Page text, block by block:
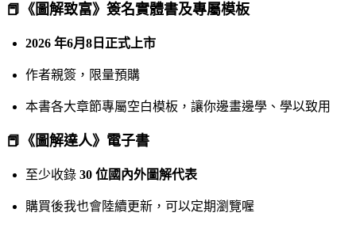
📕《圖解致富》簽名實體書及專屬模板
2026 年6月8日正式上市
作者親簽，限量預購
本書各大章節專屬空白模板，讓你邊畫邊學、學以致用
📕《圖解達人》電子書
至少收錄 30 位國內外圖解代表
購買後我也會陸續更新，可以定期瀏覽喔